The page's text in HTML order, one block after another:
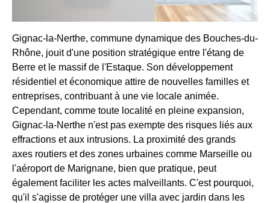
Gignac-la-Nerthe, commune dynamique des Bouches-du-
Rhône, jouit d'une position stratégique entre l'étang de
Berre et le massif de l'Estaque. Son développement
résidentiel et économique attire de nouvelles familles et
entreprises, contribuant à une vie locale animée.
Cependant, comme toute localité en pleine expansion,
Gignac-la-Nerthe n'est pas exempte des risques liés aux
effractions et aux intrusions. La proximité des grands
axes routiers et des zones urbaines comme Marseille ou
l'aéroport de Marignane, bien que pratique, peut
également faciliter les actes malveillants. C'est pourquoi,
qu'il s'agisse de protéger une villa avec jardin dans les